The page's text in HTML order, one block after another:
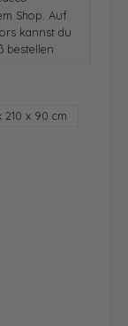
Shop. Auf
kannst du
bestellen
210 x 90 cm